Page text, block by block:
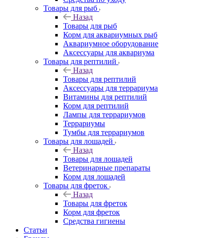
Товары для рыб
Назад
Товары для рыб
Корм для аквариумных рыб
Аквариумное оборудование
Аксессуары для аквариума
Товары для рептилий
Назад
Товары для рептилий
Аксессуары для террариума
Витамины для рептилий
Корм для рептилий
Лампы для террариумов
Террариумы
Тумбы для террариумов
Товары для лошадей
Назад
Товары для лошадей
Ветеринарные препараты
Корм для лошадей
Товары для фреток
Назад
Товары для фреток
Корм для фреток
Средства гигиены
Статьи